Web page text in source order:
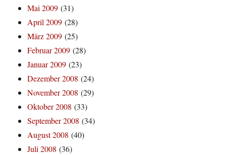
Mai 2009 (31)
April 2009 (28)
März 2009 (25)
Februar 2009 (28)
Januar 2009 (23)
Dezember 2008 (24)
November 2008 (29)
Oktober 2008 (33)
September 2008 (34)
August 2008 (40)
Juli 2008 (36)